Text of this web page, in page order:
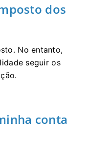
dos
No entanto,
seguir os
conta